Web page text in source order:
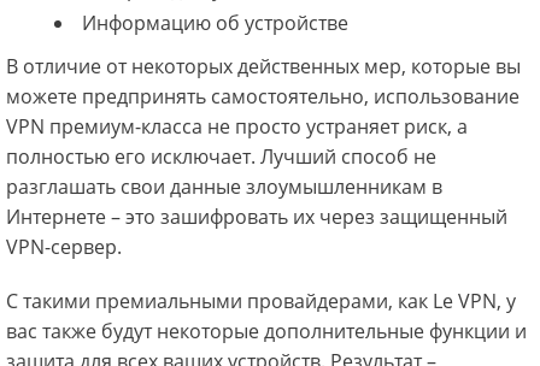
Информацию об устройстве
В отличие от некоторых действенных мер, которые вы
можете предпринять самостоятельно, использование
VPN премиум-класса не просто устраняет риск, а
полностью его исключает. Лучший способ не
разглашать свои данные злоумышленникам в
Интернете – это зашифровать их через защищенный
VPN-сервер.
С такими премиальными провайдерами, как Le VPN, у
вас также будут некоторые дополнительные функции и